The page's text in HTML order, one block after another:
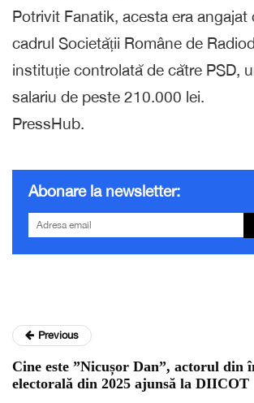
Potrivit Fanatik, acesta era angajat
cadrul Societății Române de
instituție controlată de către PSD,
salariu de peste 210.000 lei.
PressHub.
Abonare la newsletter:
Previous
Cine este ”Nicușor Dan”, actorul din
electorală din 2025 ajunsă la DIICOT